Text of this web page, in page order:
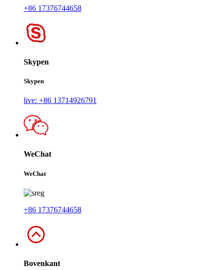
+86 17376744658
Skypen
Skypen
live: +86 13714926791
WeChat
WeChat
+86 17376744658
Bovenkant